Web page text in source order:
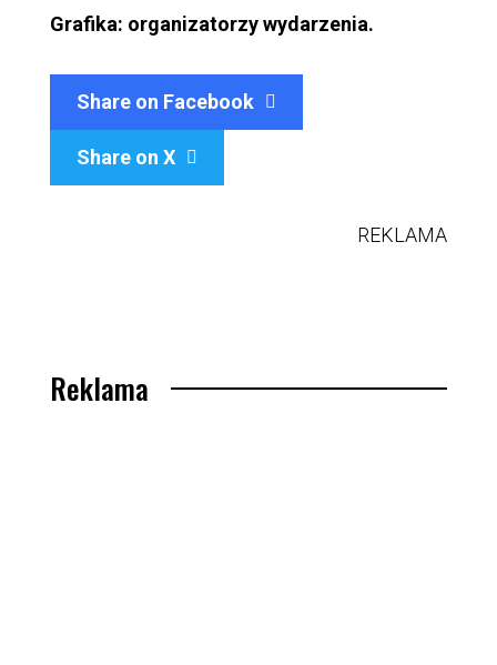
Grafika: organizatorzy wydarzenia.
Share on Facebook
Share on X 
REKLAMA
Reklama